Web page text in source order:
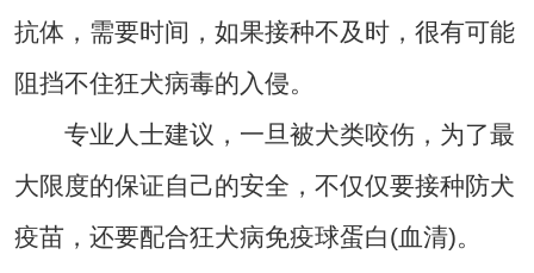
抗体，需要时间，如果接种不及时，很有可能
阻挡不住狂犬病毒的入侵。
专业人士建议，一旦被犬类咬伤，为了最
大限度的保证自己的安全，不仅仅要接种防犬
疫苗，还要配合狂犬病免疫球蛋白(血清)。